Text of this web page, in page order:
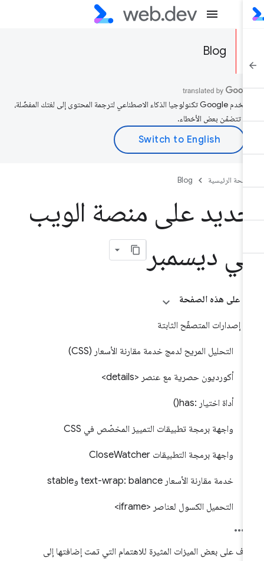
Blog
تستخدم Google تكنولوجيا الذكاء الاصطناعي لترجمة المحتوى إلى لغتك المفضّلة،
تتضمّن بعض الأخطاء.
الرئيسية Blog
على منصة الويب
ديسمبر
على هذه الصفحة
إصدارات المتصفّح الثابتة
التحليل المريح لدمج خدمة مقارنة الأسعار (CSS)
أكورديون حصرية مع عنصر <details>
أداة اختيار :has()
واجهة برمجة تطبيقات التمييز المخصّص في CSS
واجهة برمجة التطبيقات CloseWatcher
خدمة مقارنة الأسعار text-wrap: balance وstable
التحميل الكسول لعناصر <iframe>
على بعض الميزات المثيرة للاهتمام التي تمت إضافتها إلى